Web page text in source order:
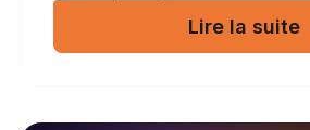
Lire la suite